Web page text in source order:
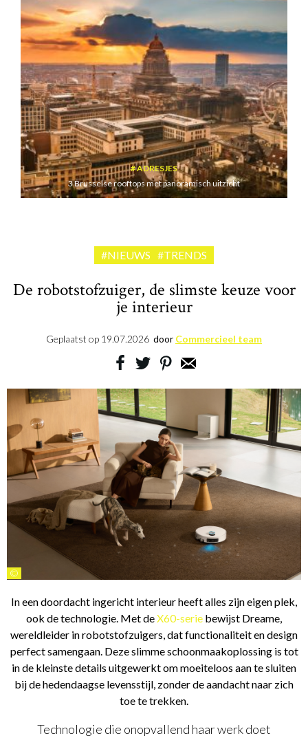
ADRESJES
3 Brusselse rooftops met panoramisch uitzicht
#NIEUWS #TRENDS
De robotstofzuiger, de slimste keuze voor
je interieur
Geplaatst op 19.07.2026 door Commercieel team
©
In een doordacht ingericht interieur heeft alles zijn eigen plek,
ook de technologie. Met deX60-serie bewijst Dreame,
wereldleider in robotstofzuigers, dat functionaliteit en design
perfect samengaan. Deze slimme schoonmaakoplossing is tot
in de kleinste details uitgewerkt om moeiteloos aan te sluiten
bij de hedendaagse levensstijl, zonder de aandacht naar zich
toe te trekken.
Technologie die onopvallend haar werk doet